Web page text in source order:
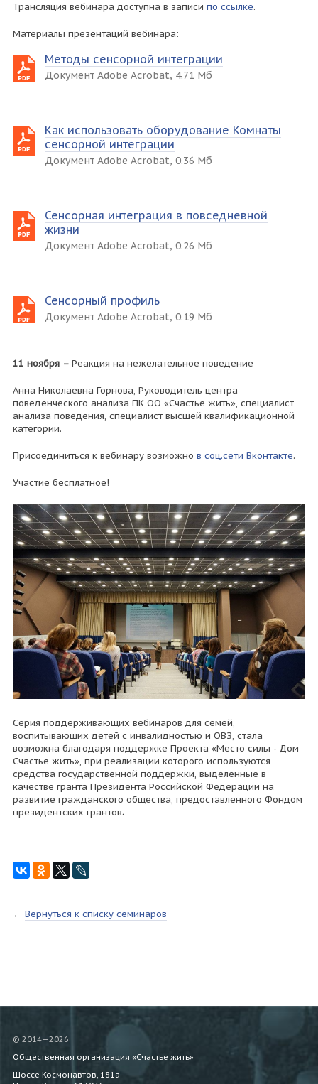
Трансляция вебинара доступна в записи по ссылке.
Материалы презентаций вебинара:
Методы сенсорной интеграции
Документ Adobe Acrobat, 4.71 Мб
Как использовать оборудование Комнаты
сенсорной интеграции
Документ Adobe Acrobat, 0.36 Мб
Сенсорная интеграция в повседневной
жизни
Документ Adobe Acrobat, 0.26 Мб
Сенсорный профиль
Документ Adobe Acrobat, 0.19 Мб
11 ноября – Реакция на нежелательное поведение
Анна Николаевна Горнова, Руководитель центра
поведенческого анализа ПК ОО «Счастье жить», специалист
анализа поведения, специалист высшей квалификационной
категории.
Присоединиться к вебинару возможно в соц.сети Вконтакте.
Участие бесплатное!
Серия поддерживающих вебинаров для семей,
воспитывающих детей с инвалидностью и ОВЗ, стала
возможна благодаря поддержке Проекта «Место силы - Дом
Счастье жить», при реализации которого используются
средства государственной поддержки, выделенные в
качестве гранта Президента Российской Федерации на
развитие гражданского общества, предоставленного Фондом
президентских грантов.
← Вернуться к списку семинаров
© 2014—2026
Общественная организация «Счастье жить»
Шоссе Космонавтов, 181а